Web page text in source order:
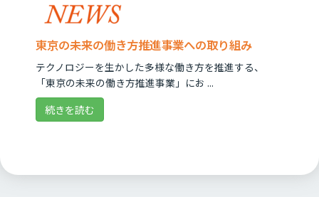
東京の未来の働き方推進事業への取り組み
テクノロジーを生かした多様な働き方を推進する、
「東京の未来の働き方推進事業」にお ...
続きを読む